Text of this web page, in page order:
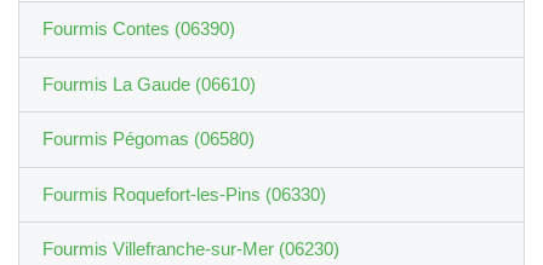
Fourmis Contes (06390)
Fourmis La Gaude (06610)
Fourmis Pégomas (06580)
Fourmis Roquefort-les-Pins (06330)
Fourmis Villefranche-sur-Mer (06230)